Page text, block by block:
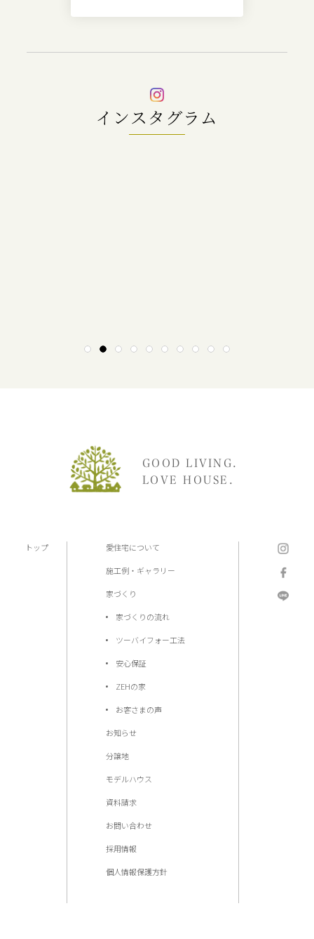
インスタグラム
1 2 3 4 5 6 7 8 9 10
GOOD LIVING.
LOVE HOUSE.
トップ 愛住宅について
施工例・ギャラリー
家づくり
家づくりの流れ
ツーバイフォー工法
安心保証
ZEHの家
お客さまの声
お知らせ
分譲地
モデルハウス
資料請求
お問い合わせ
採用情報
個人情報保護方針